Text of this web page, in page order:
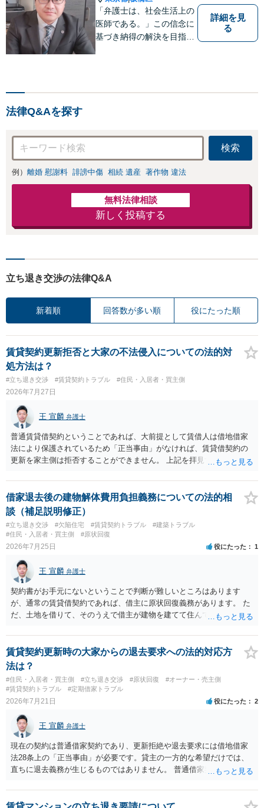
「弁護士は、社会生活上の
医師である。」この信念に
基づき納得の解決を目指し
詳細を見
る
法律Q&Aを探す
検索
例） 離婚 慰謝料 誹謗中傷 相続 遺産 著作物 違法
無料法律相談
新しく投稿する
立ち退き交渉の法律Q&A
新着順 回答数が多い順 役にたった順
賃貸契約更新拒否と大家の不法侵入についての法的対
処方法は？
#立ち退き交渉 #賃貸契約トラブル #住民・入居者・買主側
2026年7月27日
王 宣麟 弁護士
普通賃貸借契約ということであれば、大前提として賃借人は借地借家
法により保護されているため「正当事由」がなければ、賃貸借契約の
更新を家主側は拒否することができません。 上記を拝見する限り、通
定期確認させてもらないこと」が直ちに正当事由に当たるとは思えま
せんので、更新拒絶を拒否される方向性でよろしいかと存じます。 そ
の交渉の中で、一定の金銭をもらえれば退去には応じる旨交渉をして
みるのはいかがでしょうか。 過去に賃借人の許可なく無断で賃貸人が
入室する行為自体は不法行為となり、また刑事的にも住居侵入罪が成
立する可能性がありますので、これを理由に一定の金銭賠償を求める
借家退去後の建物解体費用負担義務についての法的相
談（補足説明修正）
#立ち退き交渉 #欠陥住宅 #賃貸契約トラブル
#建築トラブル
#住民・入居者・買主側
#原状回復
2026年7月25日 役にたった 1
王 宣麟 弁護士
契約書がお手元にないということで判断が難しいところはあります
が、通常の賃貸借契約であれば、借主に原状回復義務があります。 た
だ、土地を借りて、そのうえで借主が建物を建てて住んでいたケース
であれば、建物を収去して土地を明渡す義務は原則生じないはずで
す。 その後、建物を平屋に立て替えた場合であっても、貸主の承諾を
得ているのであれば、単純に費用を捻出した側に平屋の所有権が帰属
する、という話になるわけでもないように思います。 そのため、現
状、解体費用を負担することが明確な案件ではないため、まずは相手
に請求の根拠（なぜ当方が平屋の解体費用を負担しなければならない
賃貸契約更新時の大家からの退去要求への法的対応方
法は？
#住民・入居者・買主側 #立ち退き交渉 #原状回復
#オーナー・売主側
#賃貸契約トラブル
#定期借家トラブル
2026年7月21日 役にたった 2
王 宣麟 弁護士
現在の契約は普通借家契約であり、更新拒絶や退去要求には借地借家
法28条上の「正当事由」が必要です。貸主の一方的な希望だけでは、
直ちに退去義務が生じるものではありません。 普通借家契約から定期
新たな定期借家契約を締結する形になりますが、これは任意の合意が
前提であり、借主が同意しなければ成立しません。 12年間の居住実